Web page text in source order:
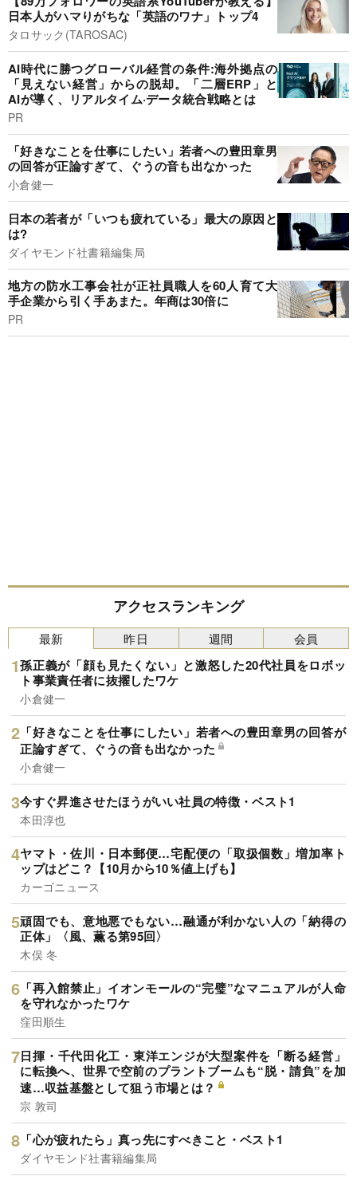
日本人がハマりがちな「英語のワナ」トップ4
タロサック(TAROSAC)
AI時代に勝つグローバル経営の条件:海外拠点の
「見えない経営」からの脱却。「二層ERP」と
AIが導く、リアルタイム·データ統合戦略とは
PR
「好きなことを仕事にしたい」若者への豊田章男
の回答が正論すぎて、ぐうの音も出なかった
小倉健一
日本の若者が「いつも疲れている」最大の原因と
は?
ダイヤモンド社書籍編集局
地方の防水工事会社が正社員職人を60人育て大
手企業から引く手あまた。年商は30倍に
PR
アクセスランキング
最新
孫正義が「顔も見たくない」と激怒した20代社員をロボッ
ト事業責任者に抜擢したワケ
小倉健一
「好きなことを仕事にしたい」若者への豊田章男の回答が
正論すぎて、ぐうの音も出なかった
小倉健一
今すぐ昇進させたほうがいい社員の特徴・ベスト1
本田淳也
ヤマト・佐川・日本郵便…宅配便の「取扱個数」増加率ト
ップはどこ？【10月から10％値上げも】
カーゴニュース
頑固でも、意地悪でもない…融通が利かない人の「納得の
正体」〈風、薫る第95回〉
木俣 冬
「再入館禁止」イオンモールの“完璧”なマニュアルが人命
を守れなかったワケ
窪田順生
日揮・千代田化工・東洋エンジが大型案件を「断る経営」
に転換へ、世界で空前のプラントブームも“脱・請負”を加
速…収益基盤として狙う市場とは？
宗 敦司
「心が疲れたら」真っ先にすべきこと・ベスト1
ダイヤモンド社書籍編集局
昨日 週間 会員